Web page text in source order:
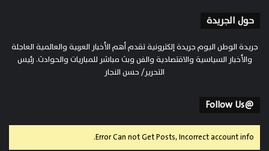
حول الجريدة
جريدة الوطن اليوم جريدة إلكترونية تقدم أهم الأخبار العربية والعالمية العاجلة
والأخبار السياسية والاقتصادية والفن وبث مباشر للمباريات والحوادث. رئيس
التحرير/ حسن النجار
@Follow Us
Error Can not Get Posts, Incorrect account info.